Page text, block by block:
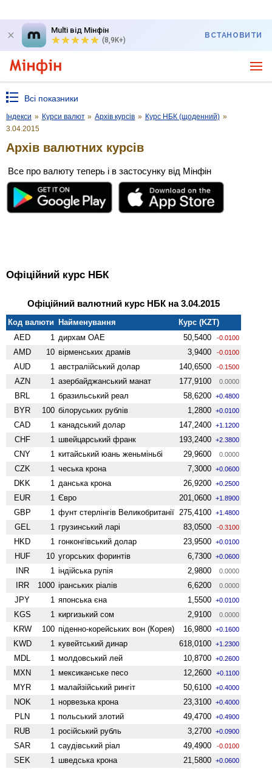
Multi від Мінфін
(8,9K+)
ВСТАНОВИТИ
Всі показники
Індекси » Курси валют » Архів курсів » Курс НБК (щоденний) »
3.04.2015
Архів валютних курсів
Все про валюту теперь і в застосунку від Мінфін
Офіційний курс НБК
Офіційний валютний курс НБК на 3.04.2015
Код валюти Найменування
Курс (KZT)
AED
1 дирхам ОАЕ 50,5400 -0.0100
AMD 10 вiрменських драмів 3,9400 -0.0100
AUD 1 австралійський долар 140,6500 -0.1500
AZN 1 азербайджанський манат 177,9100 0.0000
BRL 1 бразильський реал 58,6200 +0.4800
BYR 100 білоруських рублів 1,2800 +0.0100
CAD 1 канадський долар 147,2400 +1.1200
CHF 1 швейцарський франк 193,2400 +2.3800
CNY 1 китайський юань женьмiньбi 29,9600 0.0000
CZK 1 чеська крона 7,3000 +0.0600
DKK 1 данська крона 26,9200 +0.2500
EUR 1 Євро 201,0600 +1.8900
GBP 1 фунт стерлінгів Велико­британії 275,4100 +1.4800
GEL 1 грузинський ларі 83,0500 -0.3100
HKD 1 гонконгівський долар 23,9500 +0.0100
HUF 10 угорських форинтів 6,7300 +0.0600
INR 1 індійська рупія 2,9800 0.0000
IRR 1000 іранських ріалів 6,6200 0.0000
JPY 1 японська єна 1,5500 +0.0100
KGS 1 киргизький сом 2,9100 0.0000
KRW 100 піденно-корейських вон (Корея) 16,9800 +0.1600
KWD 1 кувейтський динар 618,0100 +1.2300
MDL 1 молдовський лей 10,8700 +0.2600
MXN 1 мексиканське песо 12,2600 +0.1100
MYR 1 малайзійський рингіт 50,6100 +0.4000
NOK 1 норвезька крона 23,3100 +0.4000
PLN 1 польський злотий 49,4700 +0.4900
RUB 1 російський рубль 3,2700 +0.0900
SAR 1 саудівський ріал 49,4900 -0.0100
SEK 1 шведська крона 21,5800 +0.0600